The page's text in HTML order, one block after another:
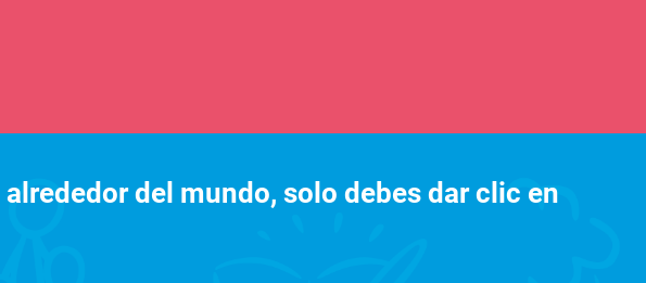
del mundo, solo debes dar clic en